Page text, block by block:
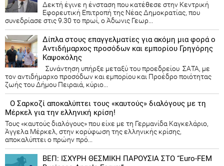
Δεκτή έγινε η ένσταση που κατέθεσε στην Κεντρική
Εφορευτική Επιτροπή της Νέας Δημοκρατίας, που
συνεδρίασε στις 9.30 το πρωί, ο Άδωνις Γεωρ...
Δίπλα στους επαγγελματίες για ακόμη μια φορά ο
Αντιδήμαρχος προσόδων και εμπορίου Γρηγόρης
Καψοκόλης
Συνάντηση υπήρξε μεταξύ του προεδρείου ΣΑΤΑ, με
τον αντιδήμαρχο προσόδων και εμπορίου και Προέδρο ποιότητας
ζωής του Δήμου Πειραιά, κύριο...
Ο Σαρκοζί αποκαλύπτει τους «καυτούς» διαλόγους με τη
Μέρκελ για την ελληνική κρίση!
Τους «καυτούς διαλόγους» που είχε με τη Γερμανίδα Καγκελάριο,
Άγγελα Μέρκελ, στην κορύφωση της ελληνικής κρίσης,
αποκαλύπτει ο πρώην πρό...
ΒΕΠ: ΙΣΧΥΡΗ ΘΕΣΜΙΚΗ ΠΑΡΟΥΣΙΑ ΣΤΟ “Euro-FEM